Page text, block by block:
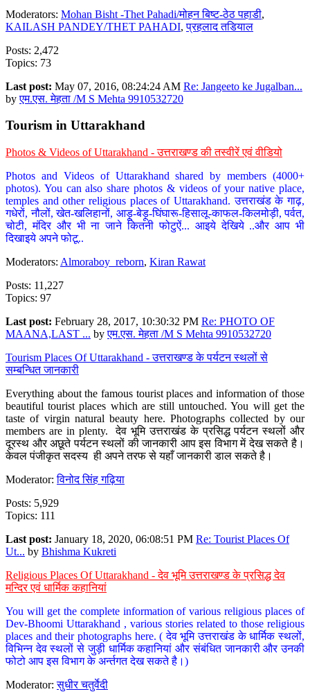
Moderators: Mohan Bisht -Thet Pahadi/मोहन बिष्ट-ठेठ पहाडी,
KAILASH PANDEY/THET PAHADI,प्रहलाद तडियाल
Posts: 2,472
Topics: 73
Last post: May 07, 2016, 08:24:24 AM Re: Jangeeto ke Jugalban...
byएम.एस. मेहता /M S Mehta 9910532720
Tourism in Uttarakhand
Photos & Videos of Uttarakhand - उत्तराखण्ड की तस्वीरें एवं वीडियो
Photos and Videos of Uttarakhand shared by members (4000+
photos). You can also share photos & videos of your native place,
temples and other religious places of Uttarakhand. उत्तराखंड के गाढ़,
गधेरों, नौलों, खेत-खलिहानों, आड़ू-बेड़ू-घिंघारू-हिसालू-काफल-किलमोड़ी, पर्वत,
चोटी, मंदिर और भी ना जाने कितनी फोटुऐं... आइये देखिये ..और आप भी
दिखाइये अपने फोटू..
Moderators: Almoraboy_reborn, Kiran Rawat
Posts: 11,227
Topics: 97
Last post: February 28, 2017, 10:30:32 PM Re: PHOTO OF
MAANA,LAST ... byएम.एस. मेहता /M S Mehta 9910532720
Tourism Places Of Uttarakhand - उत्तराखण्ड के पर्यटन स्थलों से
सम्बन्धित जानकारी
Everything about the famous tourist places and information of those
beautiful tourist places which are still untouched. You will get the
taste of virgin natural beauty here. Photographs collected by our
members are in plenty. देव भूमि उत्तराखंड के प्रसिद्ध पर्यटन स्थलों और
दूरस्थ और अछूते पर्यटन स्थलों की जानकारी आप इस विभाग में देख सकते है।
केवल पंजीकृत सदस्य ही अपने तरफ से यहाँ जानकारी डाल सकते है।
Moderator:विनोद सिंह गढ़िया
Posts: 5,929
Topics: 111
Last post: January 18, 2020, 06:08:51 PM Re: Tourist Places Of
Ut... by Bhishma Kukreti
Religious Places Of Uttarakhand - देव भूमि उत्तराखण्ड के प्रसिद्ध देव
मन्दिर एवं धार्मिक कहानियां
You will get the complete information of various religious places of
Dev-Bhoomi Uttarakhand , various stories related to those religious
places and their photographs here. ( देव भूमि उत्तराखंड के धार्मिक स्थलों,
विभिन्न देव स्थलों से जुड़ी धार्मिक कहानियां और संबंधित जानकारी और उनकी
फोटो आप इस विभाग के अर्न्तगत देख सकते है।)
Moderator:सुधीर चतुर्वेदी